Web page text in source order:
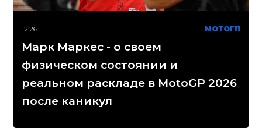
12:26 МОТОГП
Марк Маркес - о своем
физическом состоянии и
реальном раскладе в MotoGP 2026
после каникул